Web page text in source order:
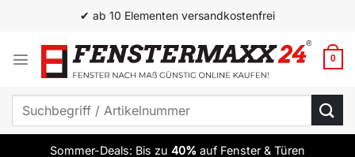
springen
✔ ab 10 Elementen versandkostenfrei
0
Suchen
Sommer-Deals: Bis zu 40% auf Fenster & Türen